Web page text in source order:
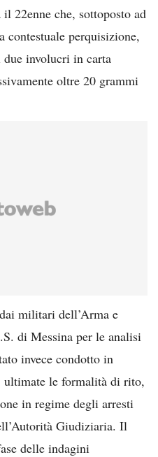
22enne che, sottoposto ad
perquisizione,
due involucri in carta
oltre 20 grammi
militari dell’Arma e
di Messina per le analisi
invece condotto in
ultimate le formalità di rito,
in regime degli arresti
Giudiziaria. Il
delle indagini